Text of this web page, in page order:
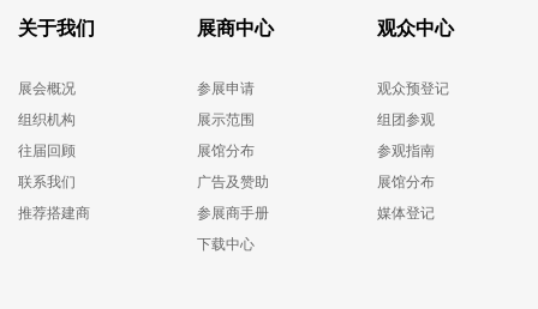
关于我们
展会概况
组织机构
往届回顾
联系我们
推荐搭建商
展商中心
参展申请
展示范围
展馆分布
广告及赞助
参展商手册
下载中心
观众中心
观众预登记
组团参观
参观指南
展馆分布
媒体登记